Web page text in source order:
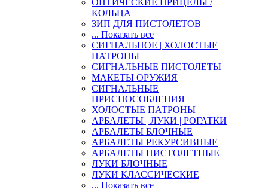
ОПТИЧЕСКИЕ ПРИЦЕЛЫ /
КОЛЬЦА
ЗИП ДЛЯ ПИСТОЛЕТОВ
... Показать все
СИГНАЛЬНОЕ | ХОЛОСТЫЕ
ПАТРОНЫ
СИГНАЛЬНЫЕ ПИСТОЛЕТЫ
МАКЕТЫ ОРУЖИЯ
СИГНАЛЬНЫЕ
ПРИСПОСОБЛЕНИЯ
ХОЛОСТЫЕ ПАТРОНЫ
АРБАЛЕТЫ | ЛУКИ | РОГАТКИ
АРБАЛЕТЫ БЛОЧНЫЕ
АРБАЛЕТЫ РЕКУРСИВНЫЕ
АРБАЛЕТЫ ПИСТОЛЕТНЫЕ
ЛУКИ БЛОЧНЫЕ
ЛУКИ КЛАССИЧЕСКИЕ
... Показать все